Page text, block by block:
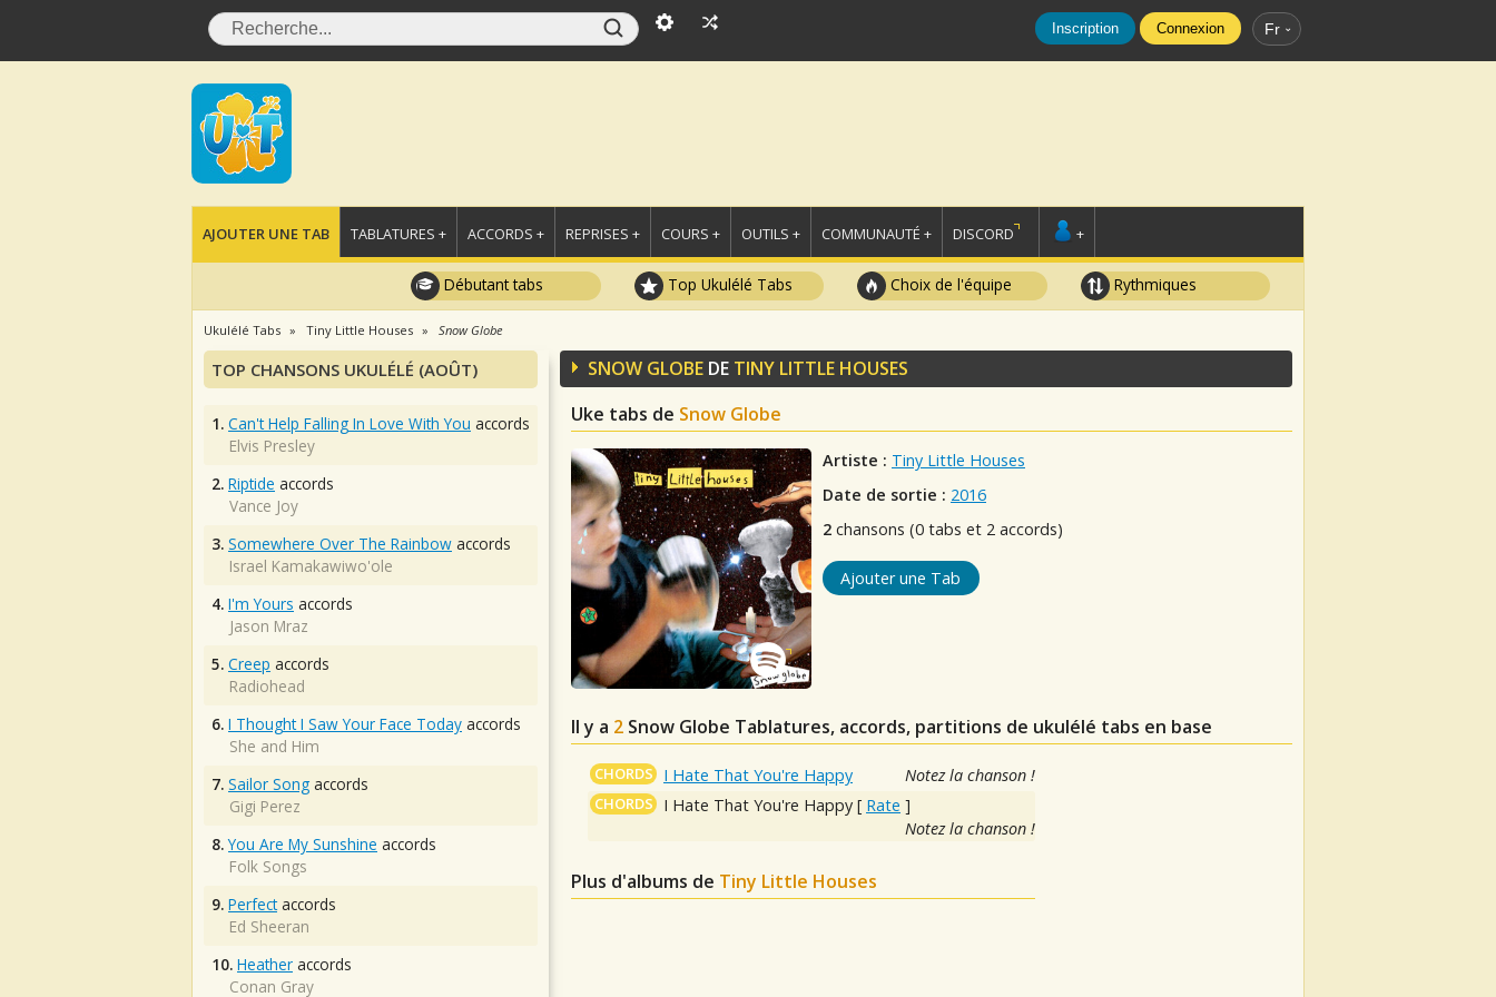
Inscription Connexion Fr
AJOUTER UNE TAB TABLATURES + ACCORDS + REPRISES + COURS + OUTILS + COMMUNAUTÉ + DISCORD +
Débutant tabs Top Ukulélé Tabs Choix de l'équipe Rythmiques
Ukulélé Tabs Tiny Little Houses Snow Globe
SNOW GLOBE DE TINY LITTLE HOUSES
Uke tabs de Snow Globe
Artiste : Tiny Little Houses
Date de sortie : 2016
2 chansons (0 tabs et 2 accords)
Ajouter une Tab
Il y a 2 Snow Globe Tablatures, accords, partitions de ukulélé tabs en base
CHORDS I Hate That You're Happy Notez la chanson !
CHORDS I Hate That You're Happy [ Rate ]
Notez la chanson !
Plus d'albums de Tiny Little Houses
TOP CHANSONS UKULÉLÉ (AOÛT)
1. Can't Help Falling In Love With You accords
Elvis Presley
2. Riptide accords
Vance Joy
3. Somewhere Over The Rainbow accords
Israel Kamakawiwo'ole
4. I'm Yours accords
Jason Mraz
5. Creep accords
Radiohead
6. I Thought I Saw Your Face Today accords
She and Him
7. Sailor Song accords
Gigi Perez
8. You Are My Sunshine accords
Folk Songs
9. Perfectaccords
Ed Sheeran
10. Heather accords
Conan Gray